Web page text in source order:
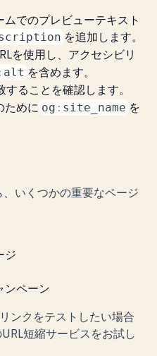
でのプレビューテキスト
を追加します。
を使用し、アクセシビリ
: alt を含めます。
することを確認します。
ために og : site_name を
いくつかの重要なページ
ジ
ンペーン
ンクをテストしたい場合
短縮サービスをお試し